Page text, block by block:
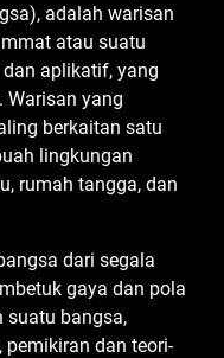
adalah warisan
atau suatu
aplikatif, yang
Warisan yang
berkaitan satu
lingkungan
rumah tangga, dan
dari segala
gaya dan pola
suatu bangsa,
pemikiran dan teori-